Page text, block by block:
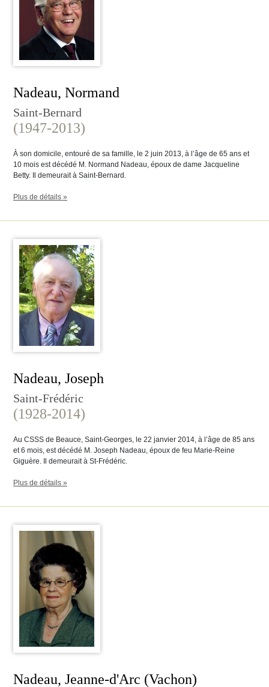
Nadeau, Normand
Saint-Bernard
(1947-2013)
À son domicile, entouré de sa famille, le 2 juin 2013, à l’âge de 65 ans et
10 mois est décédé M. Normand Nadeau, époux de dame Jacqueline
Betty. Il demeurait à Saint-Bernard.
Plus de détails »
Nadeau, Joseph
Saint-Frédéric
(1928-2014)
Au CSSS de Beauce, Saint-Georges, le 22 janvier 2014, à l’âge de 85 ans
et 6 mois, est décédé M. Joseph Nadeau, époux de feu Marie-Reine
Giguère. Il demeurait à St-Frédéric.
Plus de détails »
Nadeau, Jeanne-d'Arc (Vachon)